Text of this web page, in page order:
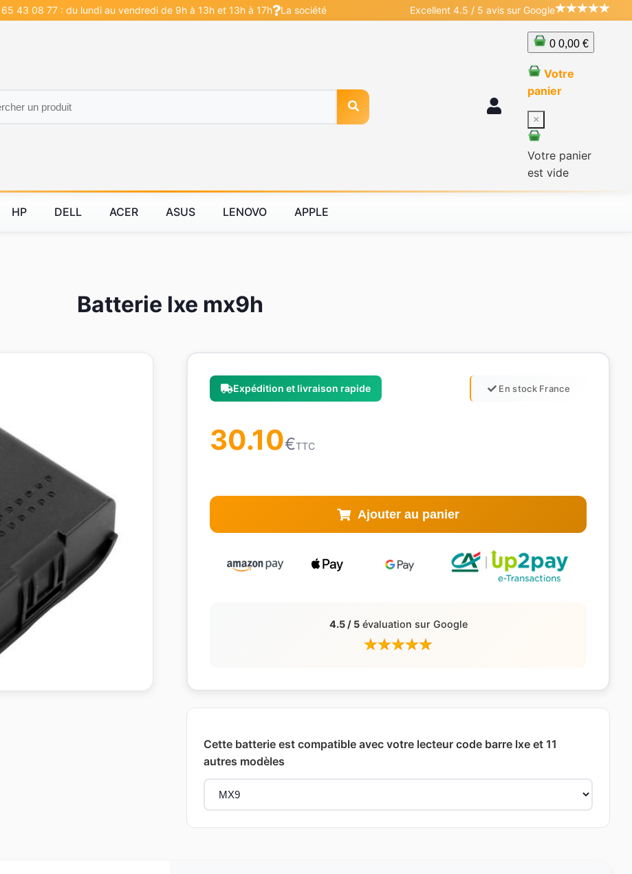
43 08 77 : du lundi au vendredi de 9h à 13h et 13h à 17h La société Excellent 4.5 / 5 avis sur Google
0 0,00 €
Votre
panier
×
Votre panier
est vide
HP DELL ACER ASUS LENOVO APPLE
Batterie lxe mx9h
Expédition et livraison rapide En stock France
30.10€TTC
Ajouter au panier
4.5 / 5évaluation sur Google
Cette batterie est compatible avec votre lecteur code barre lxe et 11
autres modèles